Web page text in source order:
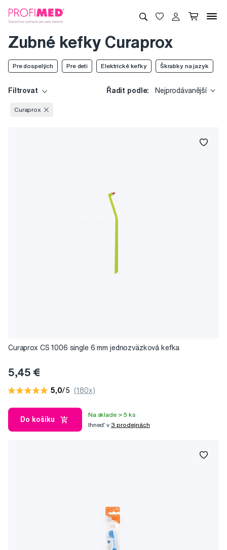
Zubné kefky Curaprox
Pre dospelých Pre deti Elektrické kefky Škrabky na jazyk
Filtrovat Řadit podle: Nejprodávanější
Curaprox
Curaprox CS 1006 single 6 mm jednozväzková kefka
5,45 €
5,0/5 (180x)
Do košíku
Na sklade > 5 ks
Ihneď v 3 prodejnách